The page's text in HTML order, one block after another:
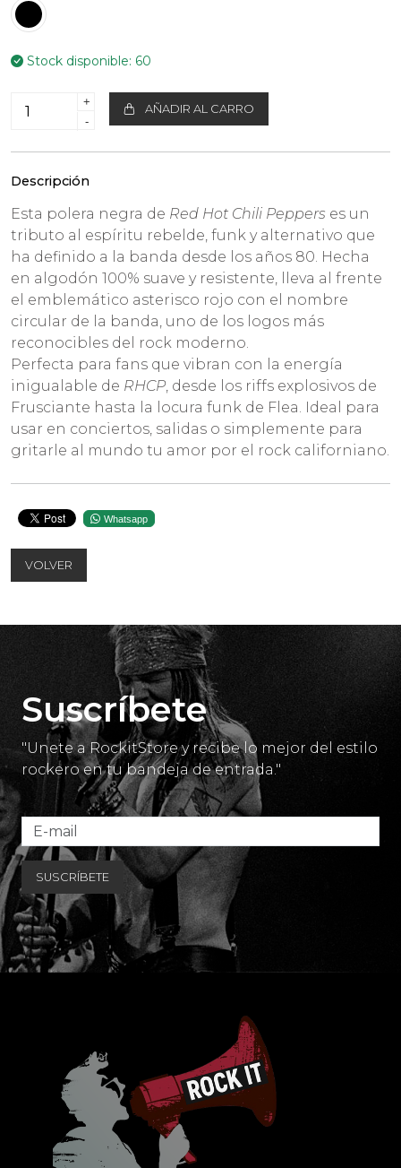
Stock disponible: 60
+
-
AÑADIR AL CARRO
Descripción
Esta polera negra de Red Hot Chili Peppers es un
tributo al espíritu rebelde, funk y alternativo que
ha definido a la banda desde los años 80. Hecha
en algodón 100% suave y resistente, lleva al frente
el emblemático asterisco rojo con el nombre
circular de la banda, uno de los logos más
reconocibles del rock moderno.
Perfecta para fans que vibran con la energía
inigualable de RHCP, desde los riffs explosivos de
Frusciante hasta la locura funk de Flea. Ideal para
usar en conciertos, salidas o simplemente para
gritarle al mundo tu amor por el rock californiano.
Whatsapp
VOLVER
Suscríbete
"Unete a RockitStore y recibe lo mejor del estilo
rockero en tu bandeja de entrada."